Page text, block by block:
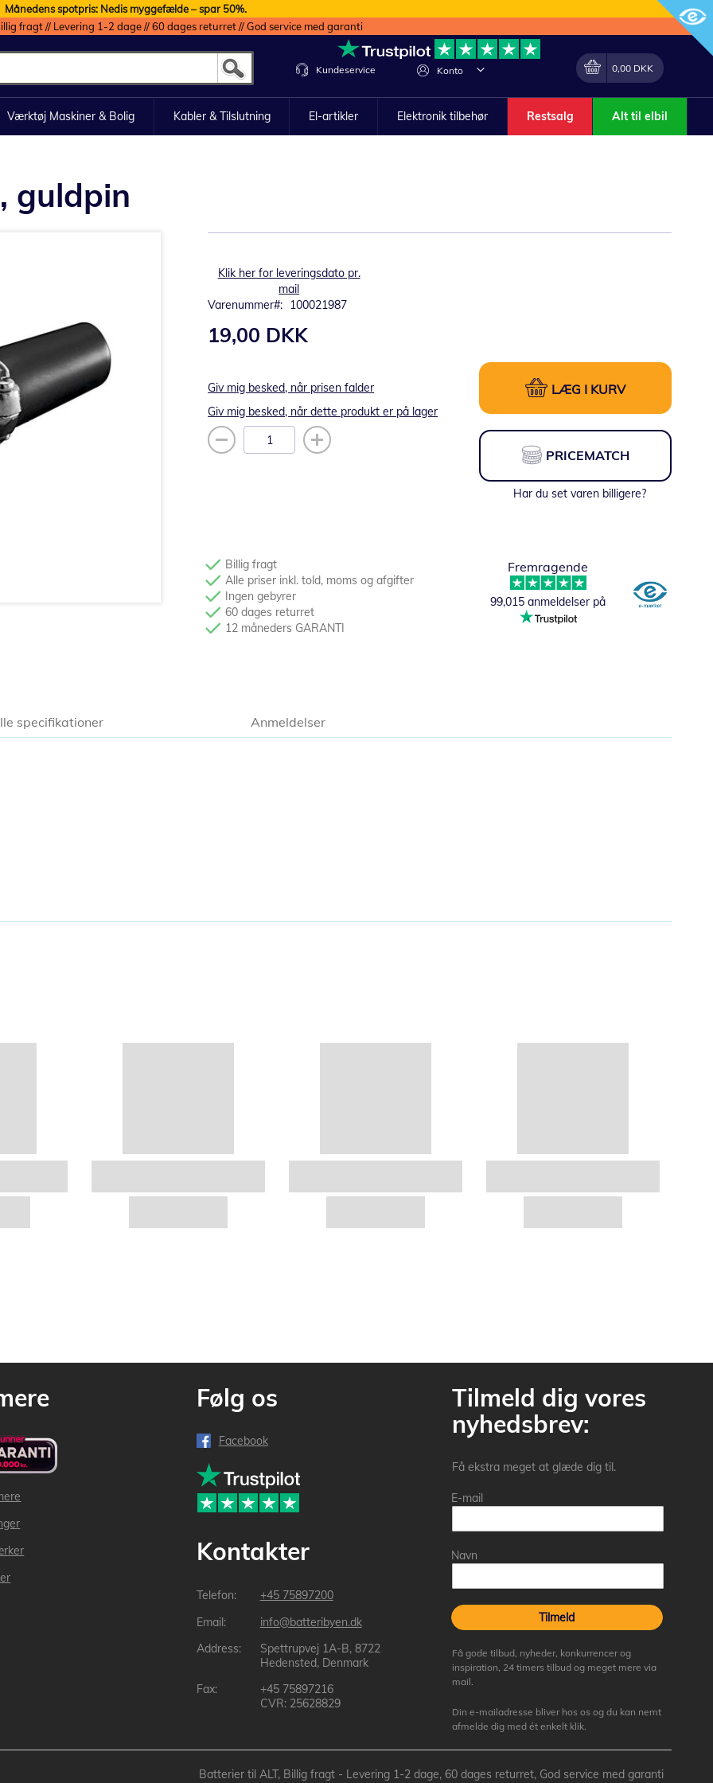
Månedens spotpris: Nedis myggefælde – spar 50%.
fragt // Levering 1-2 dage // 60 dages returret // God service med garanti
Konto
Lave
Min indkøbskurv
0,00 DKK
Kundeservice
Værktøj Maskiner & Bolig Kabler & Tilslutning El-artikler Elektronik tilbehør Restsalg Alt til elbil
guldpin
Klik her for leveringsdato pr.
mail
Varenummer
100021987
19,00 DKK
Giv mig besked, når prisen falder
Giv mig besked, når dette produkt er på lager
LÆG I KURV
PRICEMATCH
Har du set varen billigere?
Billig fragt
Alle priser inkl. told, moms og afgifter
Ingen gebyrer
60 dages returret
12 måneders GARANTI
Fremragende
99,015 anmeldelser på
specifikationer Anmeldelser
Følg os
Facebook
Kontakter
+45 75897200
info@batteribyen.dk
Spettrupvej 1A-B, 8722
Hedensted, Denmark
+45 75897216
CVR: 25628829
Tilmeld dig vores
nyhedsbrev:
Få ekstra meget at glæde dig til.
E-mail
Navn
Tilmeld
Få gode tilbud, nyheder, konkurrencer og
inspiration, 24 timers tilbud og meget mere via
mail.
Din e-mailadresse bliver hos os og du kan nemt
afmelde dig med ét enkelt klik.
Batterier til ALT, Billig fragt - Levering 1-2 dage, 60 dages returret, God service med garanti